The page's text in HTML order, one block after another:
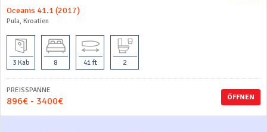
Oceanis 41.1 (2017)
Pula, Kroatien
3 Kab 8 41 ft 2
ÖFFNEN
PREISSPANNE
896€ - 3400€